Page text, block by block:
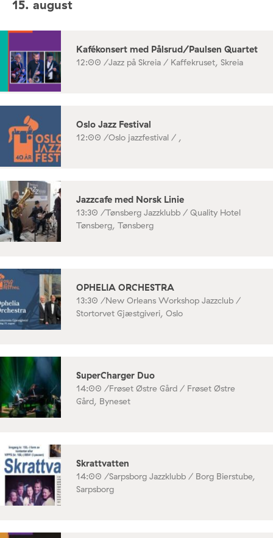
15. august
Kafékonsert med Pålsrud/Paulsen Quartet
12:00 /Jazz på Skreia / Kaffekruset, Skreia
Oslo Jazz Festival
12:00 /Oslo jazzfestival / ,
Jazzcafe med Norsk Linie
13:30 /Tønsberg Jazzklubb / Quality Hotel
Tønsberg, Tønsberg
OPHELIA ORCHESTRA
13:30 /New Orleans Workshop Jazzclub /
Stortorvet Gjæstgiveri, Oslo
SuperCharger Duo
14:00 /Frøset Østre Gård / Frøset Østre
Gård, Byneset
Skrattvatten
14:00 /Sarpsborg Jazzklubb / Borg Bierstube,
Sarpsborg